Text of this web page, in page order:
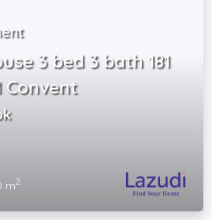
3 bed 3 bath 181
Convent
m2